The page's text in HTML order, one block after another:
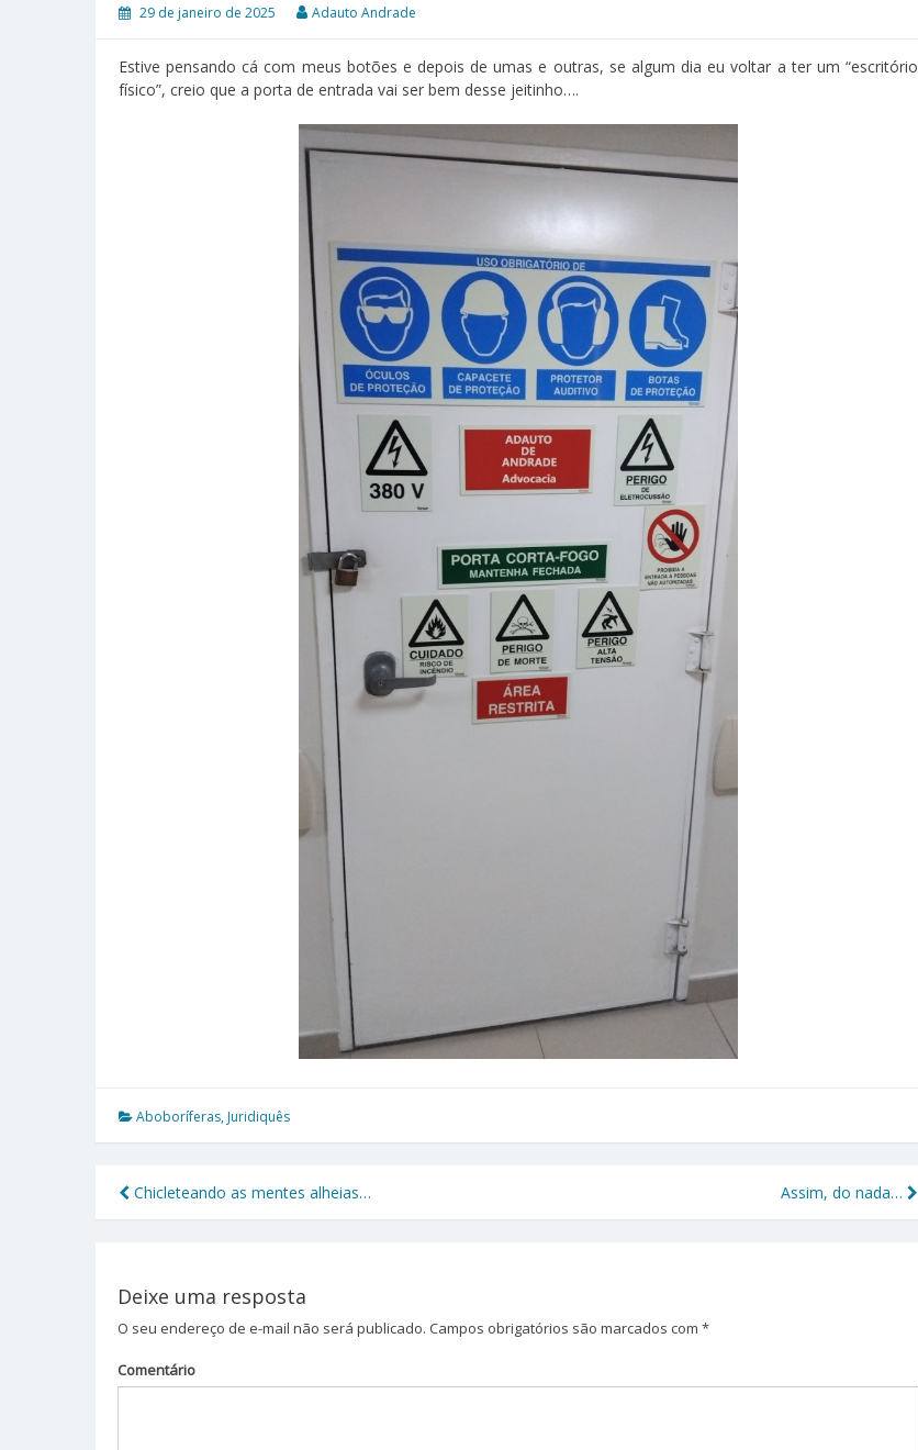
29 de janeiro de 2025 Adauto Andrade
Estive pensando cá com meus botões e depois de umas e outras, se algum dia eu voltar a ter um “escritório
físico”, creio que a porta de entrada vai ser bem desse jeitinho….
Aboboríferas, Juridiquês
Navegação
Post
Chicleteando as mentes alheias… Assim, do nada…
Deixe uma resposta
O seu endereço de e-mail não será publicado. Campos obrigatórios são marcados com *
Comentário